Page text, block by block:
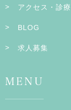
アクセス・診
BLOG
求人募集
MENU